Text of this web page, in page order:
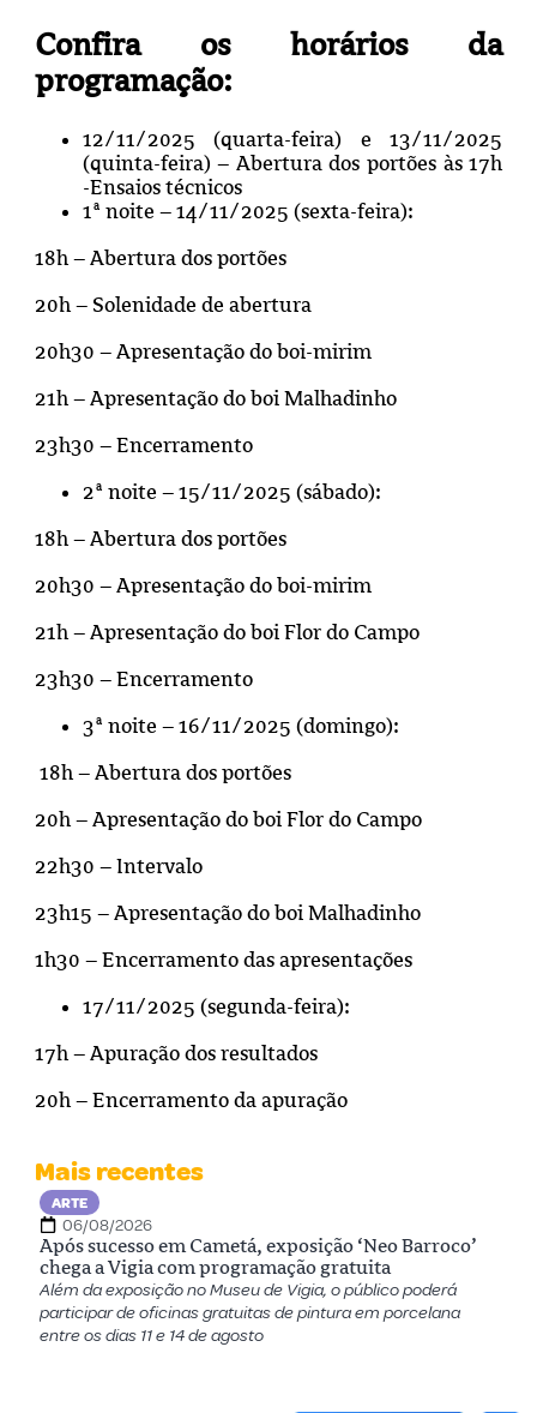
Confira os horários da
programação:
12/11/2025 (quarta-feira) e 13/11/2025
(quinta-feira) – Abertura dos portões às 17h
-Ensaios técnicos
1ª noite – 14/11/2025 (sexta-feira):
18h – Abertura dos portões
20h – Solenidade de abertura
20h30 – Apresentação do boi-mirim
21h – Apresentação do boi Malhadinho
23h30 – Encerramento
2ª noite – 15/11/2025 (sábado):
18h – Abertura dos portões
20h30 – Apresentação do boi-mirim
21h – Apresentação do boi Flor do Campo
23h30 – Encerramento
3ª noite – 16/11/2025 (domingo):
18h – Abertura dos portões
20h – Apresentação do boi Flor do Campo
22h30 – Intervalo
23h15 – Apresentação do boi Malhadinho
1h30 – Encerramento das apresentações
17/11/2025 (segunda-feira):
17h – Apuração dos resultados
20h – Encerramento da apuração
Mais recentes
ARTE
06/08/2026
Após sucesso em Cametá, exposição ‘Neo Barroco’
chega a Vigia com programação gratuita
Além da exposição no Museu de Vigia, o público poderá
participar de oficinas gratuitas de pintura em porcelana
entre os dias 11 e 14 de agosto